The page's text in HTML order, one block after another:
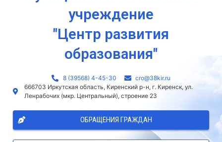
учреждение
"Центр развития
образования"
8 (39568) 4-45-30
сro@38kir.ru
666703 Иркутская область, Киренский р-н, г. Киренск, ул.
Ленрабочих (мкр. Центральный), строение 23
ОБРАЩЕНИЯ ГРАЖДАН